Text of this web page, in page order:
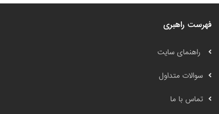
فهرست راهبری
راهنمای سایت
سوالات متداول
تماس با ما